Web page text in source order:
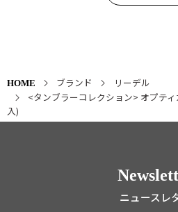
HOME ブランド
リーデル
<タンブラーコレクション> オプテ
入)
ニュースレ